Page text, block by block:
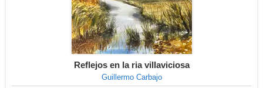
Reflejos en la ria villaviciosa
Guillermo Carbajo